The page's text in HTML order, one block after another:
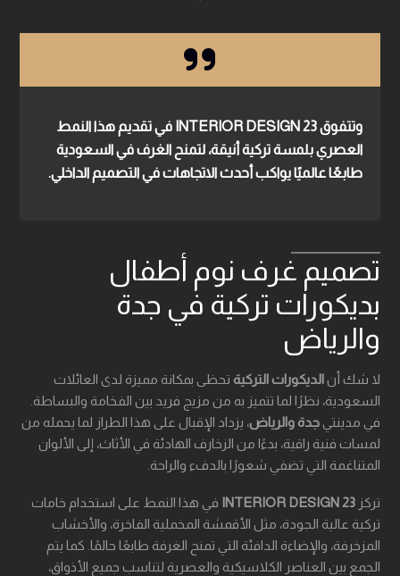
وتتفوق23 INTERIOR DESIGN
في تقديم هذا النمط
العصري بلمسة تركية أنيقة، لتمنح الغرف في السعودية
طابعًا عالميًا يواكب أحدث الاتجاهات في التصميم الداخلي.
تصميم غرف نوم أطفال
بديكورات تركية في جدة
والرياض
لا شك أنالديكورات التركية تحظى بمكانة مميزة لدى العائلات
السعودية، نظرًا لما تتميز به من مزيج فريد بين الفخامة والبساطة.
في مدينتيجدة والرياض، يزداد الإقبال على هذا الطراز لما يحمله من
لمسات فنية راقية، بدءًا من الزخارف الهادئة في الأثاث، إلى الألوان
المتناغمة التي تضفي شعورًا بالدفء والراحة.
تركز 23 INTERIOR DESIGN
في هذا النمط على استخدام خامات
تركية عالية الجودة، مثل الأقمشة المخملية الفاخرة، والأخشاب
المزخرفة، والإضاءة الدافئة التي تمنح الغرفة طابعًا حالمًا. كما يتم
الجمع بين العناصر الكلاسيكية والعصرية لتناسب جميع الأذواق،